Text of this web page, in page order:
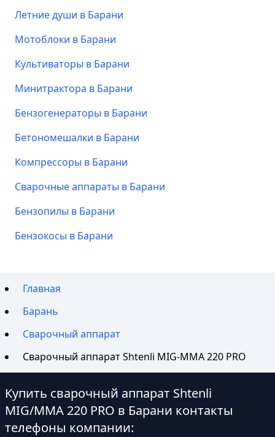
Летние души в Барани
Мотоблоки в Барани
Культиваторы в Барани
Минитрактора в Барани
Бензогенераторы в Барани
Бетономешалки в Барани
Компрессоры в Барани
Сварочные аппараты в Барани
Бензопилы в Барани
Бензокосы в Барани
Главная
Барань
Сварочный аппарат
Сварочный аппарат Shtenli МIG-MMA 220 PRO
Купить сварочный аппарат Shtenli
МIG/MMA 220 PRO в Барани контакты
телефоны компании: